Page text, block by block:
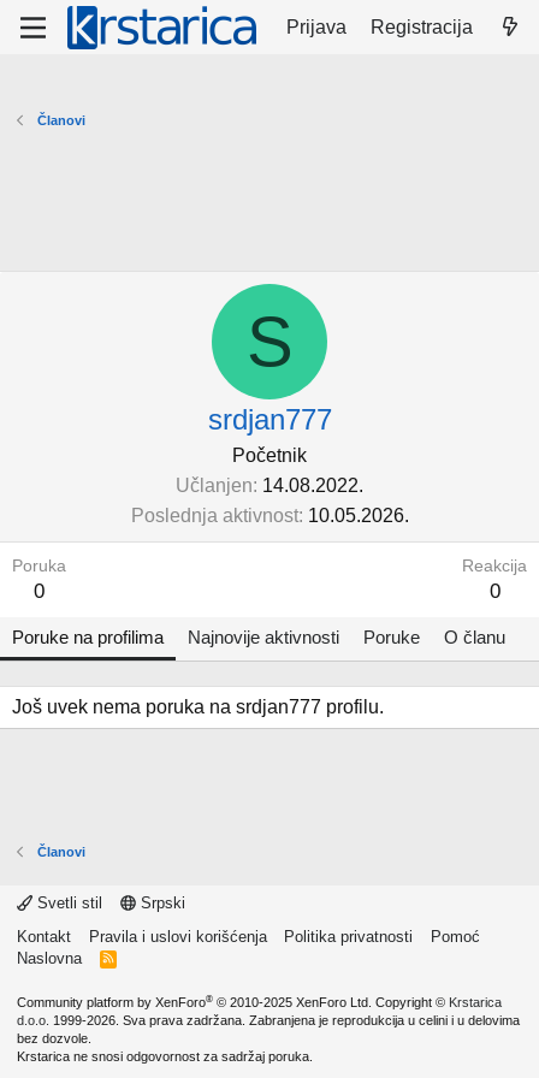
Prijava Registracija
Članovi
S
srdjan777
Početnik
Učlanjen 14.08.2022.
Poslednja aktivnost 10.05.2026.
Poruka
0
Reakcija
0
Poruke na profilima Najnovije aktivnosti Poruke O članu
Još uvek nema poruka na srdjan777 profilu.
Članovi
Svetli stil
Srpski
Kontakt
Pravila i uslovi korišćenja Politika privatnosti
Pomoć
Naslovna
R
Community platform by XenForo® © 2010-2025 XenForo Ltd. Copyright © Krstarica
d.o.o. 1999-2026. Sva prava zadržana. Zabranjena je reprodukcija u celini i u delovima
bez dozvole.
Krstarica ne snosi odgovornost za sadržaj poruka.